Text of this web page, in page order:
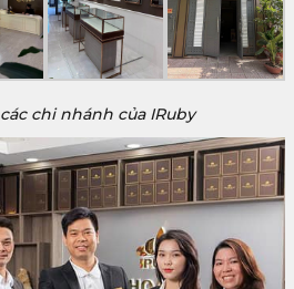
chi nhánh của IRuby